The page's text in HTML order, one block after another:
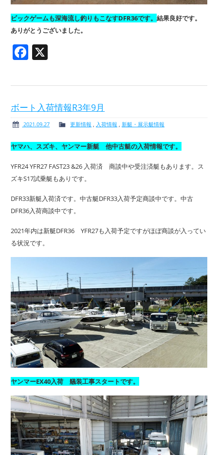
ビックゲームも深海流し釣りもこなすDFR36です。結果良好です。
ありがとうございました。
Facebook
ボート入荷情報R3年9月
2021.09.27 更新情報 , 入荷情報 ,新艇・展示艇情報
ヤマハ、スズキ、ヤンマー新艇 他中古艇の入荷情報です。
YFR24 YFR27 FAST23 &26 入荷済 商談中や受注済艇もあります。ス
ズキS17試乗艇もありです。
DFR33新艇入荷済です。中古艇DFR33入荷予定商談中です。中古
DFR36入荷商談中です。
2021年内は新艇DFR36 YFR27も入荷予定ですがほぼ商談が入ってい
る状況です。
ヤンマーEX40入荷 艤装工事スタートです。